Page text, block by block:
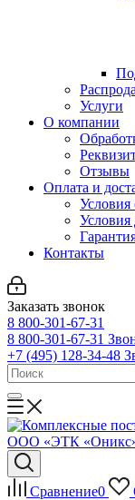
Услуги
О компании
Отзывы
Оплата и
Условия
Условия
Контакты
Заказать звонок
8 800-301-67-31
8 800-301-67-31
+7 (495) 128-34-48
Сравнение0